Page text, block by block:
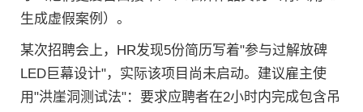
生成虚假案例）。
某次招聘会上，HR发现5份简历写着"参与过解放碑
LED巨幕设计"，实际该项目尚未启动。建议雇主使
用"洪崖洞测试法"：要求应聘者在2小时内完成包含吊